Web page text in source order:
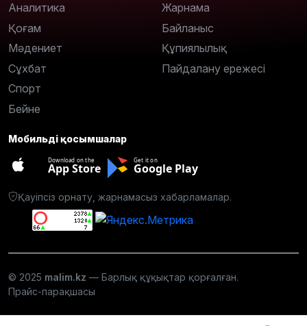
Аналитика
Қоғам
Мәдениет
Сұхбат
Спорт
Бейне
Жарнама
Байланыс
Құпиялылық
Пайдалану ережесі
Мобильді қосымшалар
Download on the
App Store
Get it on
Google Play
Қауіпсіз орнату, жарнамасыз хабарламалар.
© 2025 malim.kz — Барлық құқықтар қорғалған.
Прайс-парақшасы